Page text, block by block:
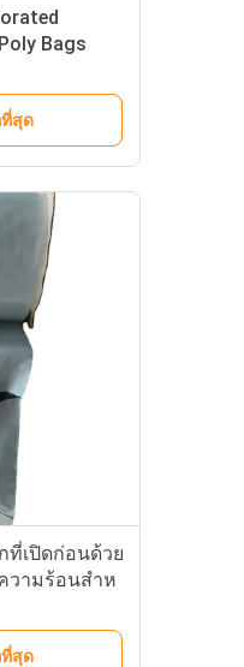
Bags
สุด
ที่เปิดก่อนด้วย
วามร้อนสําห
สุด